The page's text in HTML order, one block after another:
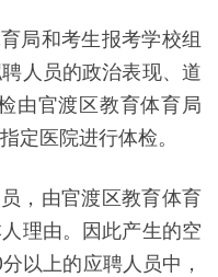
局和考生报考学校组
人员的政治表现、道
由官渡区教育体育局
定医院进行体检。
，由官渡区教育体育
理由。因此产生的空
以上的应聘人员中，